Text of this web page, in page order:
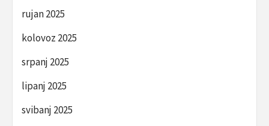
rujan 2025
kolovoz 2025
srpanj 2025
lipanj 2025
svibanj 2025